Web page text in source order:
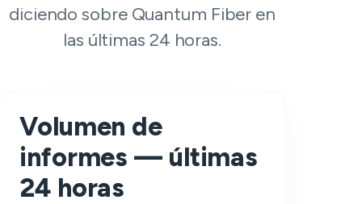
diciendo sobre Quantum Fiber en
las últimas 24 horas.
Volumen de
informes — últimas
24 horas